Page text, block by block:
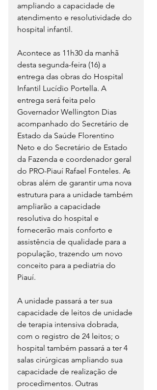
ampliando a capacidade de
atendimento e resolutividade do
hospital infantil.
Acontece as 11h30 da manhã
desta segunda-feira (16) a
entrega das obras do Hospital
Infantil Lucídio Portella. A
entrega será feita pelo
Governador Wellington Dias
acompanhado do Secretário de
Estado da Saúde Florentino
Neto e do Secretário de Estado
da Fazenda e coordenador geral
do PRO-Piauí Rafael Fonteles. As
obras além de garantir uma nova
estrutura para a unidade também
ampliarão a capacidade
resolutiva do hospital e
fornecerão mais conforto e
assistência de qualidade para a
população, trazendo um novo
conceito para a pediatria do
Piauí.
A unidade passará a ter sua
capacidade de leitos de unidade
de terapia intensiva dobrada,
com o registro de 24 leitos; o
hospital também passará a ter 4
salas cirúrgicas ampliando sua
capacidade de realização de
procedimentos. Outras